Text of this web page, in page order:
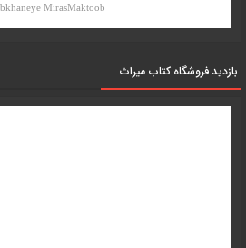
MirasMaktoob
بازدید فروشگاه کتاب میراث